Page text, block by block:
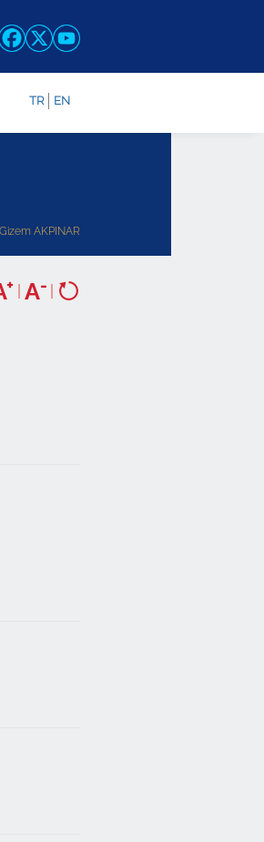
TR EN
AKPINAR
+ A-